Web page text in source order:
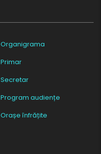
Organigrama
Primar
Secretar
Program audiențe
Orașe înfrățite